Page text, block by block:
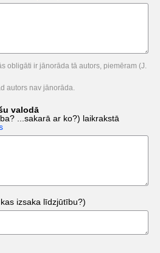
obligāti ir jānorāda tā autors, piemēram (J.
autors nav jānorāda.
valodā
...sakarā ar ko?) laikrakstā
izsaka līdzjūtību?)